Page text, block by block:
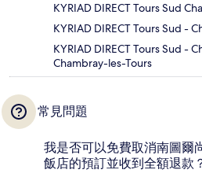
KYRIAD DIRECT Tours Sud
KYRIAD DIRECT Tours Sud -
KYRIAD DIRECT Tours Sud -
Chambray-les-Tours
常見問題
我是否可以免費取消南圖爾
飯店的預訂並收到全額退款